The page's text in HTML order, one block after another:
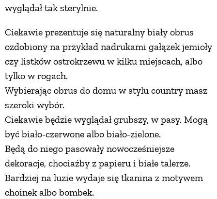
wyglądał tak sterylnie.
Ciekawie prezentuje się naturalny biały obrus
ozdobiony na przykład nadrukami gałązek jemioły
czy listków ostrokrzewu w kilku miejscach, albo
tylko w rogach.
Wybierając obrus do domu w stylu country masz
szeroki wybór.
Ciekawie będzie wyglądał grubszy, w pasy. Mogą
być biało-czerwone albo biało-zielone.
Będą do niego pasowały nowocześniejsze
dekoracje, chociażby z papieru i białe talerze.
Bardziej na luzie wydaje się tkanina z motywem
choinek albo bombek.